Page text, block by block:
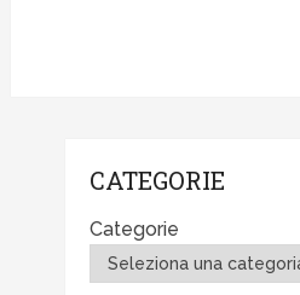
CATEGORIE
Categorie